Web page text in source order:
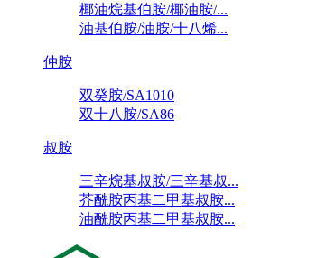
椰油烷基伯胺/椰油胺/...
油基伯胺/油胺/十八烯...
仲胺
双癸胺/SA1010
双十八胺/SA86
叔胺
三辛烷基叔胺/三辛基叔...
芥酰胺丙基二甲基叔胺...
油酰胺丙基二甲基叔胺...